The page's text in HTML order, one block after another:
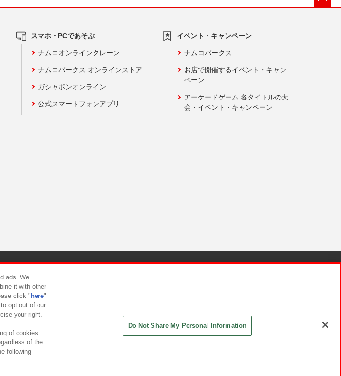
スマホ・PCであそぶ
ナムコオンラインクレーン
ナムコパークス オンラインストア
ガシャポンオンライン
公式スマートフォンアプリ
イベント・キャンペーン
ナムコパークス
お店で開催するイベント・キャン
ペーン
アーケードゲーム 各タイトルの大
会・イベント・キャンペーン
ント対応方針
ads. We
it with other
click " here"
opt out of our
your right.
of cookies
of the
following
Do Not Share My Personal Information